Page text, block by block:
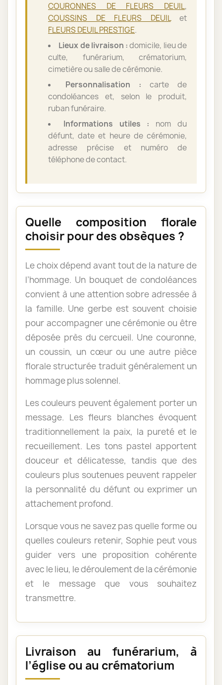
COURONNES DE FLEURS DEUIL,
COUSSINS DE FLEURS DEUILet
FLEURS DEUIL PRESTIGE.
Lieux de livraison :domicile, lieu de
culte, funérarium, crématorium,
cimetière ou salle de cérémonie.
Personnalisation : carte de
condoléances et, selon le produit,
ruban funéraire.
Informations utiles : nom du
défunt, date et heure de cérémonie,
adresse précise et numéro de
téléphone de contact.
Quelle composition florale
choisir pour des obsèques ?
Le choix dépend avant tout de la nature de
l’hommage. Un bouquet de condoléances
convient à une attention sobre adressée à
la famille. Une gerbe est souvent choisie
pour accompagner une cérémonie ou être
déposée près du cercueil. Une couronne,
un coussin, un cœur ou une autre pièce
florale structurée traduit généralement un
hommage plus solennel.
Les couleurs peuvent également porter un
message. Les fleurs blanches évoquent
traditionnellement la paix, la pureté et le
recueillement. Les tons pastel apportent
douceur et délicatesse, tandis que des
couleurs plus soutenues peuvent rappeler
la personnalité du défunt ou exprimer un
attachement profond.
Lorsque vous ne savez pas quelle forme ou
quelles couleurs retenir, Sophie peut vous
guider vers une proposition cohérente
avec le lieu, le déroulement de la cérémonie
et le message que vous souhaitez
transmettre.
Livraison au funérarium, à
l’église ou au crématorium